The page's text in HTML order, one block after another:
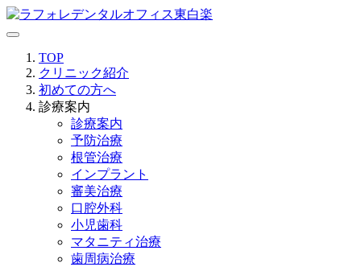
TOP
クリニック紹介
初めての方へ
診療案内
診療案内
予防治療
根管治療
インプラント
審美治療
口腔外科
小児歯科
マタニティ治療
歯周病治療